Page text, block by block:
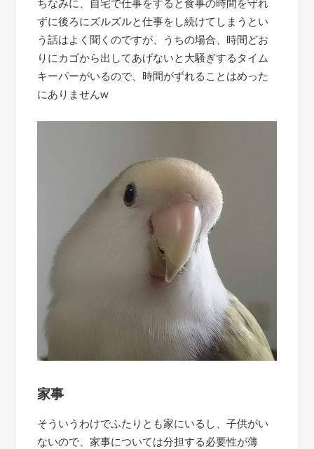
ちなみに、自宅で仕事をすると食事の時間を守れ
ずに後ろにズルズルと仕事をし続けてしまうとい
う話はよく聞くのですが、うちの場合、時間どお
りにカゴから出してあげないと大騒ぎするタイム
キーパーがいるので、時間がずれることはめった
にありませんw
家事
そういうわけでふたりとも家にいるし、子供がい
ないので、家事については分担する必要性が薄